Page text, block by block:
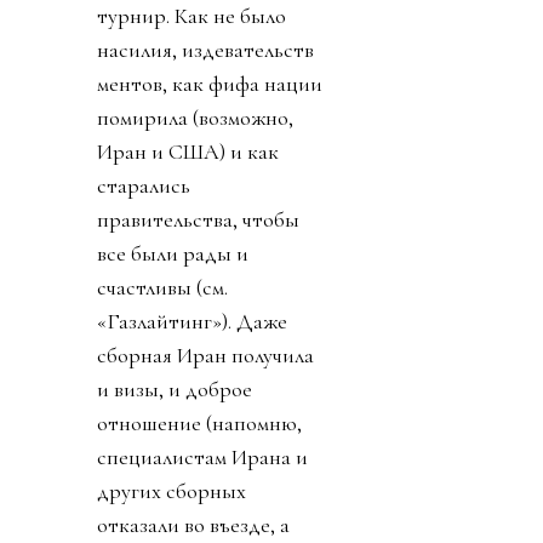
турнир. Как не было
насилия, издевательств
ментов, как фифа нации
помирила (возможно,
Иран и США) и как
старались
правительства, чтобы
все были рады и
счастливы (см.
«Газлайтинг»). Даже
сборная Иран получила
и визы, и доброе
отношение (напомню,
специалистам Ирана и
других сборных
отказали во въезде, а